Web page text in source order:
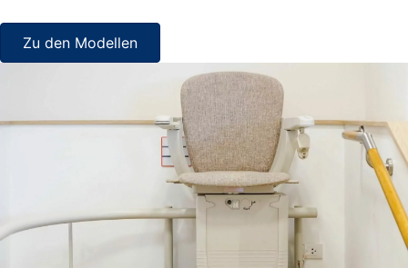
Zu den Modellen